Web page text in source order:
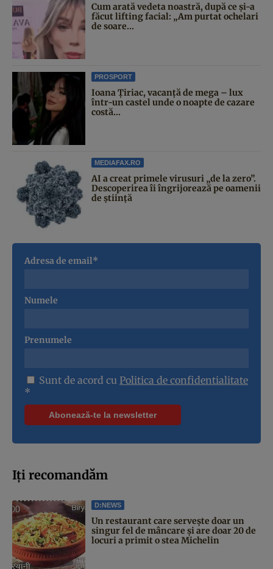
Cum arată vedeta noastră, după ce și-a
făcut lifting facial: „Am purtat ochelari
de soare...
PROSPORT
Ioana Țiriac, vacanță de mega – lux
într-un castel unde o noapte de cazare
costă...
MEDIAFAX.RO
AI a creat primele virusuri „de la zero”.
Descoperirea îi îngrijorează pe oamenii
de știință
Adresa de email*
Numele
Prenumele
Sunt de acord cu Politica de confidentialitate
*
Iți recomandăm
D:NEWS
Un restaurant care servește doar un
singur fel de mâncare și are doar 20 de
locuri a primit o stea Michelin